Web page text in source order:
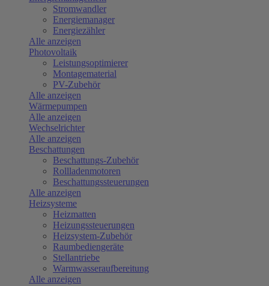
Stromwandler
Energiemanager
Energiezähler
Alle anzeigen
Photovoltaik
Leistungsoptimierer
Montagematerial
PV-Zubehör
Alle anzeigen
Wärmepumpen
Alle anzeigen
Wechselrichter
Alle anzeigen
Beschattungen
Beschattungs-Zubehör
Rollladenmotoren
Beschattungssteuerungen
Alle anzeigen
Heizsysteme
Heizmatten
Heizungssteuerungen
Heizsystem-Zubehör
Raumbediengeräte
Stellantriebe
Warmwasseraufbereitung
Alle anzeigen